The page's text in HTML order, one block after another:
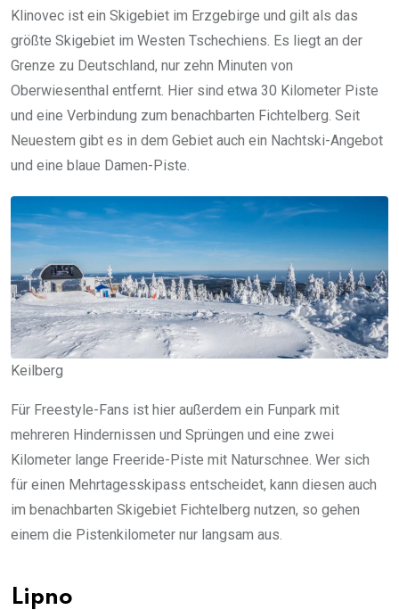
Klinovec ist ein Skigebiet im Erzgebirge und gilt als das
größte Skigebiet im Westen Tschechiens. Es liegt an der
Grenze zu Deutschland, nur zehn Minuten von
Oberwiesenthal entfernt. Hier sind etwa 30 Kilometer Piste
und eine Verbindung zum benachbarten Fichtelberg. Seit
Neuestem gibt es in dem Gebiet auch ein Nachtski-Angebot
und eine blaue Damen-Piste.
Keilberg
Für Freestyle-Fans ist hier außerdem ein Funpark mit
mehreren Hindernissen und Sprüngen und eine zwei
Kilometer lange Freeride-Piste mit Naturschnee. Wer sich
für einen Mehrtagesskipass entscheidet, kann diesen auch
im benachbarten Skigebiet Fichtelberg nutzen, so gehen
einem die Pistenkilometer nur langsam aus.
Lipno